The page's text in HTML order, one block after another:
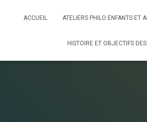
ACCUEIL ATELIERS PHILO ENFANTS ET
HISTOIRE ET OBJECTIFS